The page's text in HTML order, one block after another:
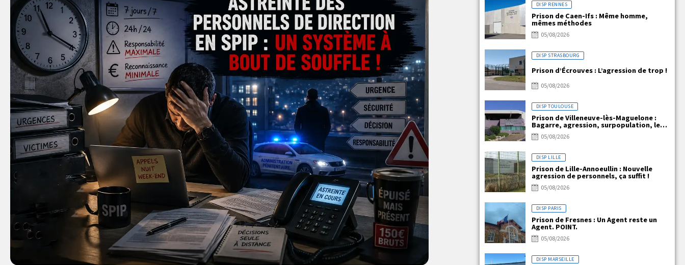
DISP RENNES
Prison de Caen-Ifs : Même homme,
mêmes méthodes
05/08/2026
DISP STRASBOURG
Prison d’Écrouves : L’agression de trop !
05/08/2026
DISP TOULOUSE
Prison de Villeneuve-lès-Maguelone :
Bagarre, agression, surpopulation, le
quotidien explosif de VLM !!!
05/08/2026
DISP LILLE
Prison de Lille-Annoeullin : Nouvelle
agression de personnels, ça suffit !
05/08/2026
DISP PARIS
Prison de Fresnes : Un Agent reste un
Agent. POINT.
05/08/2026
DISP MARSEILLE